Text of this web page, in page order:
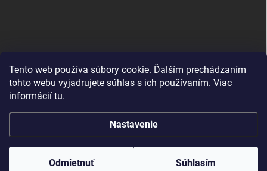
Tento web používa súbory cookie. Ďalším prechádzaním
tohto webu vyjadrujete súhlas s ich používaním. Viac
informácií tu.
Nastavenie
Odmietnuť Súhlasím
Nenašli ste čo ste hľadali? Máte záujem o inú značku? Skúste
navštíviť aj našu stránku Montclean.sk
Copyright 2026 karcher-montes.sk . Všetky práva vyhradené.